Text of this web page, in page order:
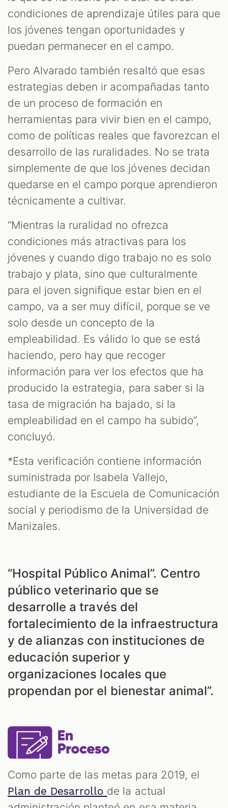
condiciones de aprendizaje útiles para que
los jóvenes tengan oportunidades y
puedan permanecer en el campo.
Pero Alvarado también resaltó que esas
estrategias deben ir acompañadas tanto
de un proceso de formación en
herramientas para vivir bien en el campo,
como de políticas reales que favorezcan el
desarrollo de las ruralidades. No se trata
simplemente de que los jóvenes decidan
quedarse en el campo porque aprendieron
técnicamente a cultivar.
“Mientras la ruralidad no ofrezca
condiciones más atractivas para los
jóvenes y cuando digo trabajo no es solo
trabajo y plata, sino que culturalmente
para el joven signifique estar bien en el
campo, va a ser muy difícil, porque se ve
solo desde un concepto de la
empleabilidad. Es válido lo que se está
haciendo, pero hay que recoger
información para ver los efectos que ha
producido la estrategia, para saber si la
tasa de migración ha bajado, si la
empleabilidad en el campo ha subido”,
concluyó.
*Esta verificación contiene información
suministrada por Isabela Vallejo,
estudiante de la Escuela de Comunicación
social y periodismo de la Universidad de
Manizales.
“Hospital Público Animal”. Centro
público veterinario que se
desarrolle a través del
fortalecimiento de la infraestructura
y de alianzas con instituciones de
educación superior y
organizaciones locales que
propendan por el bienestar animal”.
Como parte de las metas para 2019, el
Plan de Desarrollo de la actual